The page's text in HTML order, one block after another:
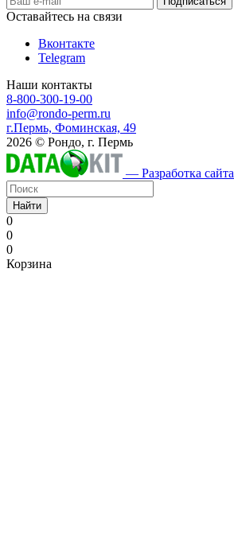
Оставайтесь на связи
Вконтакте
Telegram
Наши контакты
8-800-300-19-00
info@rondo-perm.ru
г.Пермь, Фоминская, 49
2026 © Рондо, г. Пермь
— Разработка сайта
Найти
0
0
0
Корзина